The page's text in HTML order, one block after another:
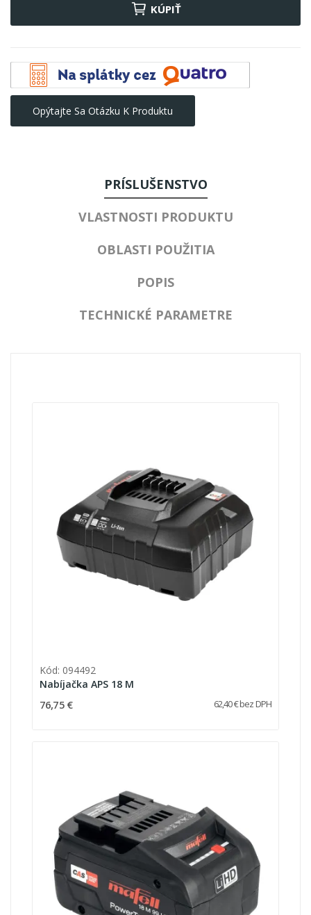
KÚPIŤ
Opýtajte Sa Otázku K Produktu
PRÍSLUŠENSTVO
VLASTNOSTI PRODUKTU
OBLASTI POUŽITIA
POPIS
TECHNICKÉ PARAMETRE
Kód: 094492
Nabíjačka APS 18 M
76,75 € 62,40 € bez DPH